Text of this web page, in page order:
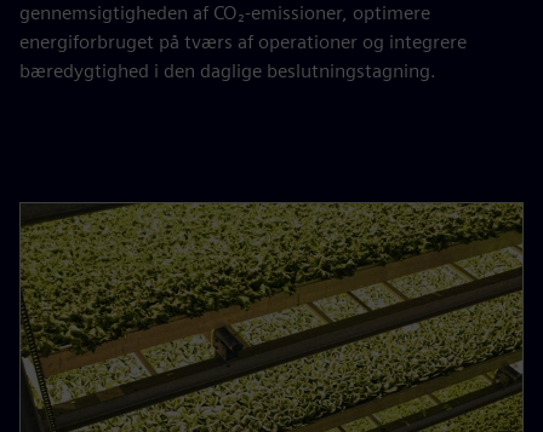
gennemsigtigheden af CO₂-emissioner, optimere
energiforbruget på tværs af operationer og integrere
bæredygtighed i den daglige beslutningstagning.